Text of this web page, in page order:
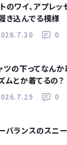
のワイ、アプレ
き込んでる模様
0
ツの下ってなん
ムとか着てるの？
0
バランスのスニ